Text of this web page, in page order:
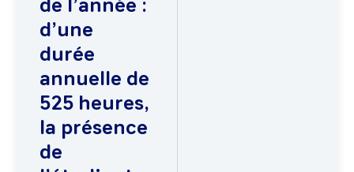
de l’année :
d’une
durée
annuelle de
525 heures,
la présence
de